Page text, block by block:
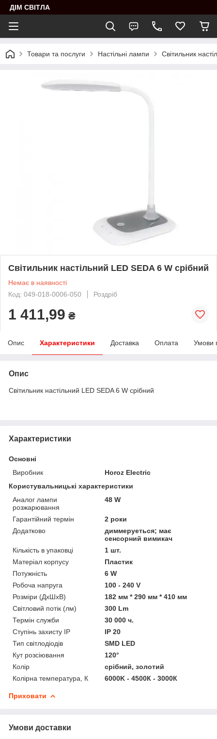
ДІМ СВІТЛА
Товари та послуги Настільні лампи Світильник
Світильник настільний LED SEDA 6 W срібний
Немає в наявності
Код: 049-018-0006-050
Роздріб
1 411,99 ₴
Опис Характеристики Доставка Оплата Умови
Опис
Світильник настільний LED SEDA 6 W срібний
Характеристики
Основні
Виробник
Horoz Electric
Користувальницькі характеристики
Аналог лампи
розжарювання
48 W
Гарантійний термін
2 роки
Додатково
диммеруеться; має
сенсорний вимикач
Кількість в упаковці
1 шт.
Матеріал корпусу
Пластик
Потужність
6 W
Робоча напруга
100 - 240 V
Розміри (ДхШхВ)
182 мм * 290 мм * 410 мм
Світловий потік (лм)
300 Lm
Термін служби
30 000 ч.
Ступінь захисту IP
IP 20
Тип світлодіодів
SMD LED
Кут розсіювання
120°
Колір
срібний, золотий
Колірна температура, К
6000K - 4500К - 3000К
Приховати
Умови доставки